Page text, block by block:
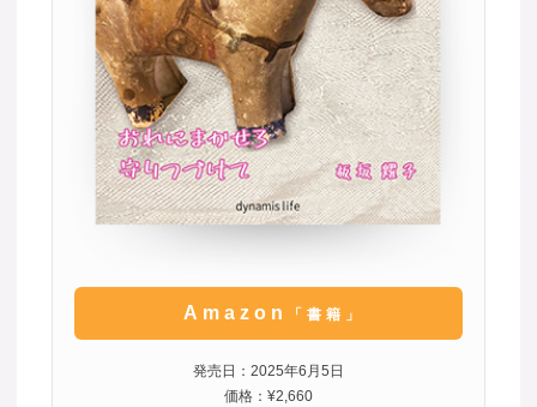
Amazon 「書籍」
発売日：2025年6月5日
価格：¥2,660